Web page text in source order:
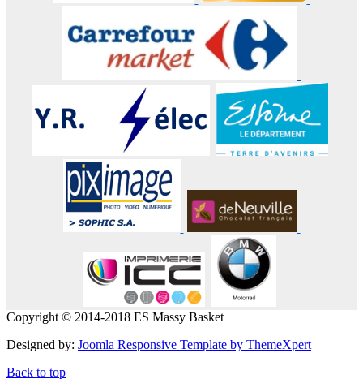
Copyright © 2014-2018 ES Massy Basket
Designed by: Joomla Responsive Template by ThemeXpert
Back to top